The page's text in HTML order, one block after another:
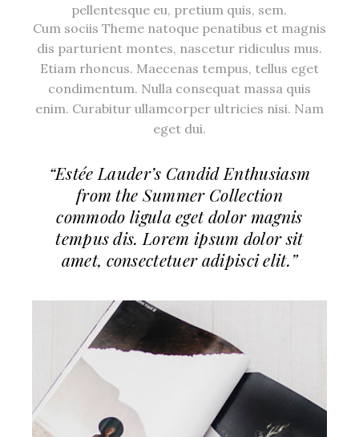
pellentesque eu, pretium quis, sem.
Cum sociis Theme natoque penatibus et magnis
dis parturient montes, nascetur ridiculus mus.
Etiam rhoncus. Maecenas tempus, tellus eget
condimentum. Nulla consequat massa quis
enim. Curabitur ullamcorper ultricies nisi. Nam
eget dui.
“Estée Lauder’s Candid Enthusiasm
from the Summer Collection
commodo ligula eget dolor magnis
tempus dis. Lorem ipsum dolor sit
amet, consectetuer adipisci elit.”